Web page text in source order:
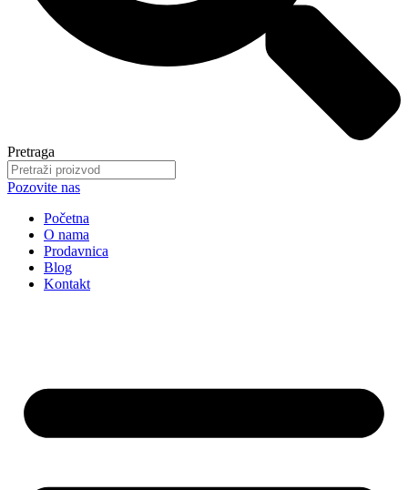
Pretraga
Pozovite nas
Početna
O nama
Prodavnica
Blog
Kontakt